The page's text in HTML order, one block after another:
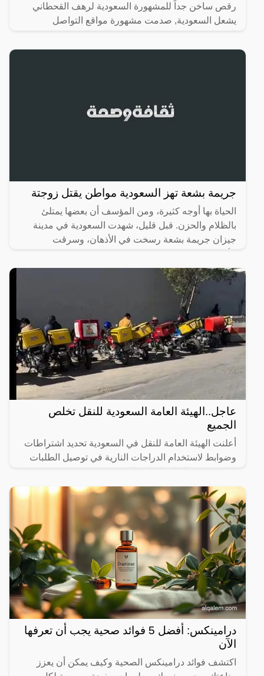
رقص ساخن جداً للمشهورة السعودية لرهف القحطاني
يشعل السعودية, صدمت مشهورة مواقع التواصل
رقصها والميكاج الذي
جريمة بشعة تهز السعودية مواطن يقتل زوجتة
الحياة بها أوجه كثيرة، ومن المؤسف أن بعضها يمتلئ
بالظلام والحزن. قبل قليل، شهدت السعودية في مدينة
جيزان جريمة بشعة رسخت في الأذهان، وسرقت
عاجل..الهيئة العامة السعودية للنقل تخلص
الجميع
أعلنت الهيئة العامة للنقل في السعودية تحديد اشتراطات
وضوابط لاستخدام الدراجات النارية في توصيل الطلبات
درامينكس: أفضل 5 فوائد صحية يجب أن تعرفها
الآن
اكتشف فوائد درامينكس الصحية وكيف يمكن أن يعزز